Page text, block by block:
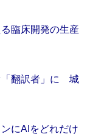
臨床開発の生産
「翻訳者」に 城
にAIをどれだけ